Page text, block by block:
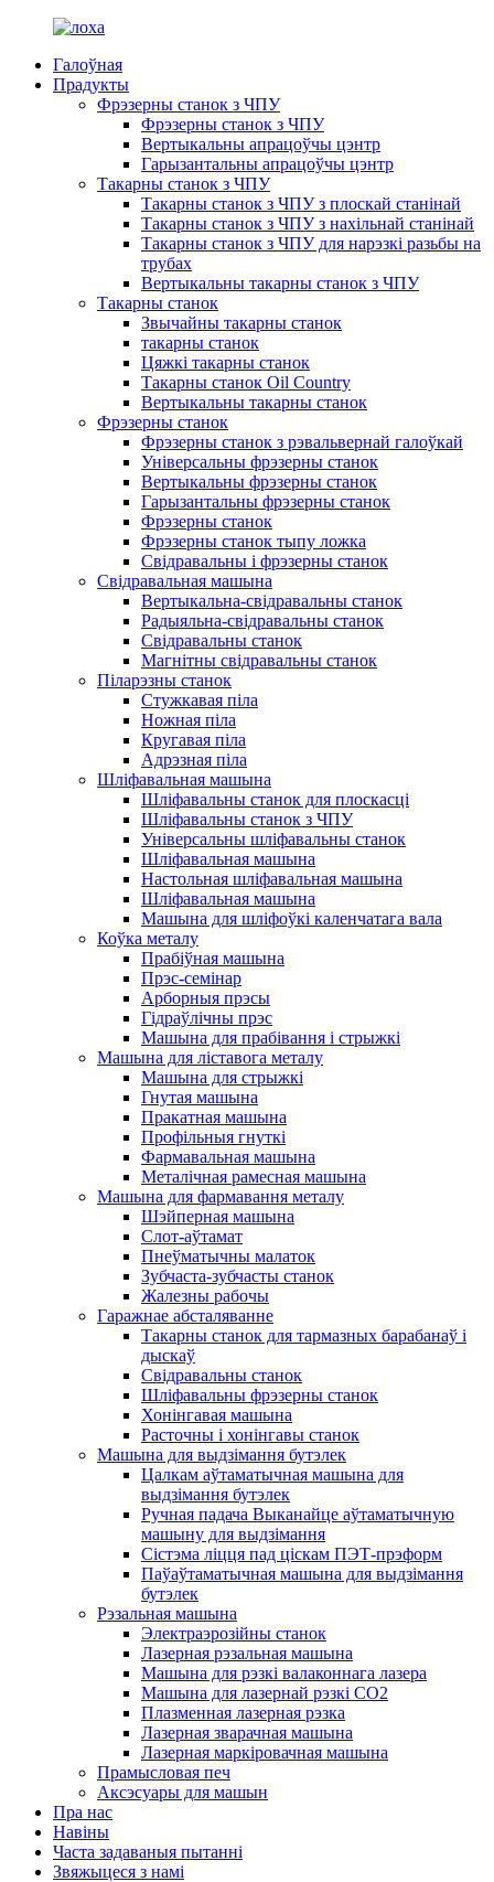
Галоўная
Прадукты
Фрэзерны станок з ЧПУ
Фрэзерны станок з ЧПУ
Вертыкальны апрацоўчы цэнтр
Гарызантальны апрацоўчы цэнтр
Такарны станок з ЧПУ
Такарны станок з ЧПУ з плоскай станінай
Такарны станок з ЧПУ з нахільнай станінай
Такарны станок з ЧПУ для нарэзкі разьбы на
трубах
Вертыкальны такарны станок з ЧПУ
Такарны станок
Звычайны такарны станок
такарны станок
Цяжкі такарны станок
Такарны станок Oil Country
Вертыкальны такарны станок
Фрэзерны станок
Фрэзерны станок з рэвальвернай галоўкай
Універсальны фрэзерны станок
Вертыкальны фрэзерны станок
Гарызантальны фрэзерны станок
Фрэзерны станок
Фрэзерны станок тыпу ложка
Свідравальны і фрэзерны станок
Свідравальная машына
Вертыкальна-свідравальны станок
Радыяльна-свідравальны станок
Свідравальны станок
Магнітны свідравальны станок
Піларэзны станок
Стужкавая піла
Ножная піла
Кругавая піла
Адрэзная піла
Шліфавальная машына
Шліфавальны станок для плоскасці
Шліфавальны станок з ЧПУ
Універсальны шліфавальны станок
Шліфавальная машына
Настольная шліфавальная машына
Шліфавальная машына
Машына для шліфоўкі каленчатага вала
Коўка металу
Прабіўная машына
Прэс-семінар
Арборныя прэсы
Гідраўлічны прэс
Машына для прабівання і стрыжкі
Машына для ліставога металу
Машына для стрыжкі
Гнутая машына
Пракатная машына
Профільныя гнуткі
Фармавальная машына
Металічная рамесная машына
Машына для фармавання металу
Шэйперная машына
Слот-аўтамат
Пнеўматычны малаток
Зубчаста-зубчасты станок
Жалезны рабочы
Гаражнае абсталяванне
Такарны станок для тармазных барабанаў і
дыскаў
Свідравальны станок
Шліфавальны фрэзерны станок
Хонінгавая машына
Расточны і хонінгавы станок
Машына для выдзімання бутэлек
Цалкам аўтаматычная машына для
выдзімання бутэлек
Ручная падача Выканайце аўтаматычную
машыну для выдзімання
Сістэма ліцця пад ціскам ПЭТ-прэформ
Паўаўтаматычная машына для выдзімання
бутэлек
Рэзальная машына
Электраэрозійны станок
Лазерная рэзальная машына
Машына для рэзкі валаконнага лазера
Машына для лазернай рэзкі CO2
Плазменная лазерная рэзка
Лазерная зварачная машына
Лазерная маркіровачная машына
Прамысловая печ
Аксэсуары для машын
Пра нас
Навіны
Часта задаваныя пытанні
Звяжыцеся з намі